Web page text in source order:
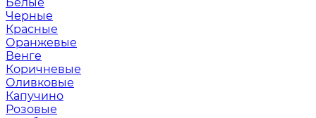
Черные
Красные
Оранжевые
Венге
Коричневые
Оливковые
Капучино
Розовые